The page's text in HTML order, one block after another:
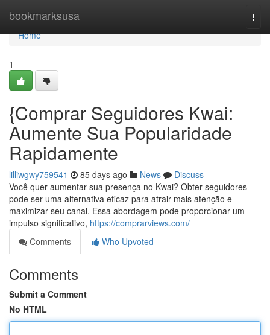
bookmarksusa
Home
Home
1
{Comprar Seguidores Kwai:
Aumente Sua Popularidade
Rapidamente
lilliwgwy759541 85 days ago News
Discuss
Você quer aumentar sua presença no Kwai? Obter seguidores
pode ser uma alternativa eficaz para atrair mais atenção e
maximizar seu canal. Essa abordagem pode proporcionar um
impulso significativo, https://comprarviews.com/
Comments
Who Upvoted
Comments
Submit a Comment
No HTML